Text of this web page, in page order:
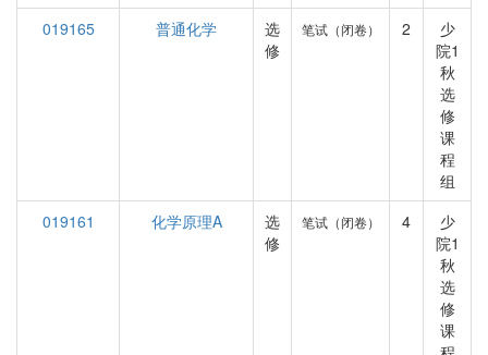
019165
普通化学
选
修
笔试（闭卷） 2
少
院1
秋
选
修
课
程
组
019161
化学原理A
选
修
笔试（闭卷） 4
少
院1
秋
选
修
课